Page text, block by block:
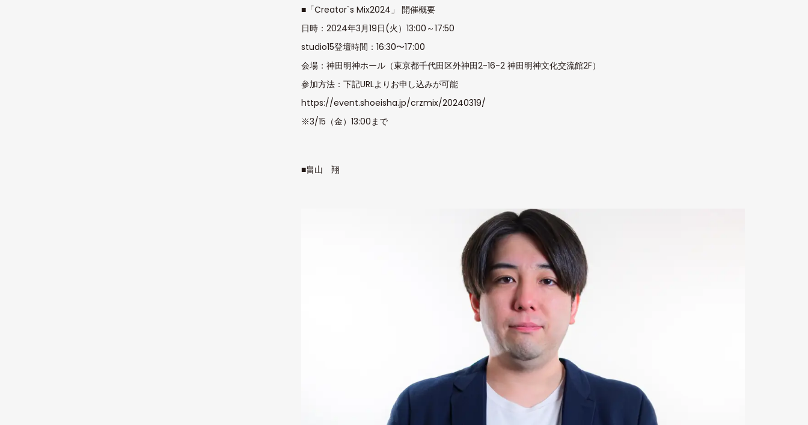
■「Creator`s Mix2024」 開催概要
日時：2024年3月19日(火）13:00～17:50
studio15登壇時間：16:30〜17:00
会場：神田明神ホール（東京都千代田区外神田2-16-2 神田明神文化交流館2F）
参加方法：下記URLよりお申し込みが可能
https://event.shoeisha.jp/crzmix/20240319/
※3/15（金）13:00まで
■畠山 翔